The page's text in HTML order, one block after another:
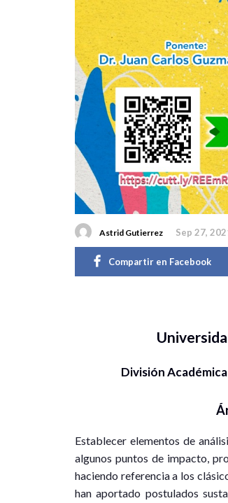
Astrid Gutierrez Sep 27,
Compartir en Facebook
División
Establecer elementos de
algunos puntos de impacto,
haciendo referencia a los
han aportado postulados